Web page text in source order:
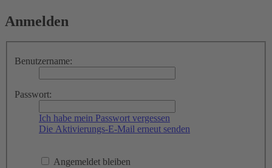
Anmelden
Benutzername:
Passwort:
Ich habe mein Passwort vergessen
Die Aktivierungs-E-Mail erneut senden
Angemeldet bleiben